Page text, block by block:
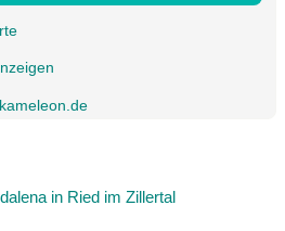
vor dem Fernseher oder mit einem
ein separates Spielzimmer für die
mit Kachelofen und